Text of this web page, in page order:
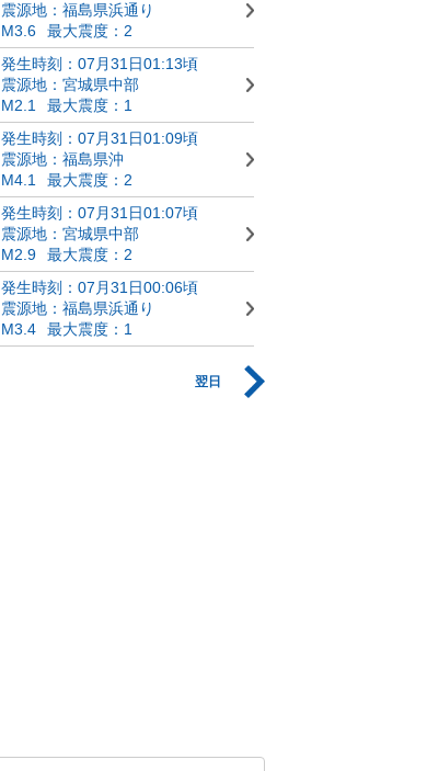
震源地：福島県浜通り
M3.6
最大震度：2
発生時刻：07月31日01:13頃
震源地：宮城県中部
M2.1
最大震度：1
発生時刻：07月31日01:09頃
震源地：福島県沖
M4.1
最大震度：2
発生時刻：07月31日01:07頃
震源地：宮城県中部
M2.9
最大震度：2
発生時刻：07月31日00:06頃
震源地：福島県浜通り
M3.4
最大震度：1
翌日